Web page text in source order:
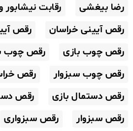
رضا بیغشی
رقابت نیشابور
رقص آیینی خراسان
رقص
رقص چوب بازی
رقص چوب
رقص چوب سبزوار
رقص
رقص دستمال بازی
رقص
رقص سبزوار
رقص سبزواری